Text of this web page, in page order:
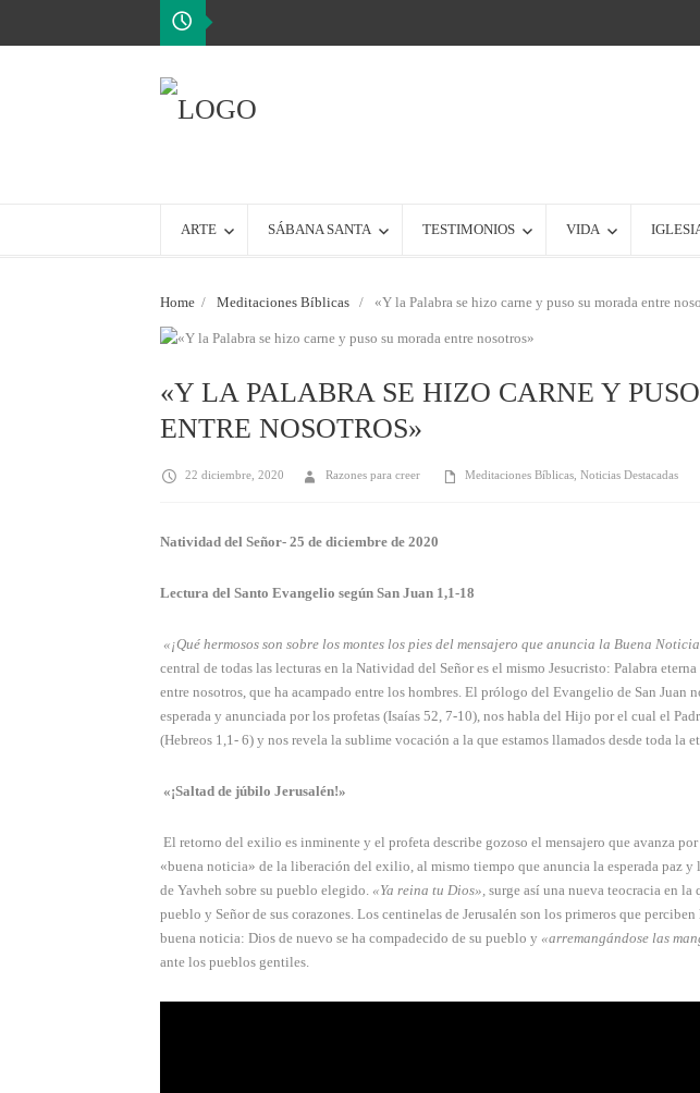
ARTE SÁBANA SANTA TESTIMONIOS VIDA
Home / Meditaciones Bíblicas / «Y la Palabra se hizo carne y puso su morada entre
«Y LA PALABRA SE HIZO CARNE Y
ENTRE NOSOTROS»
22 diciembre, 2020 Razones para creer Meditaciones Bíblicas Noticias Destacadas
Natividad del Señor- 25 de diciembre de 2020
Lectura del Santo Evangelio según San Juan 1,1-18
«¡Qué hermosos son sobre los montes los pies del mensajero que anuncia la Buena
central de todas las lecturas en la Natividad del Señor es el mismo Jesucristo: Palabra
entre nosotros, que ha acampado entre los hombres. El prólogo del Evangelio de San Juan
esperada y anunciada por los profetas (Isaías 52, 7-10), nos habla del Hijo por el cual el
(Hebreos 1,1- 6) y nos revela la sublime vocación a la que estamos llamados desde toda la
«¡Saltad de júbilo Jerusalén!»
El retorno del exilio es inminente y el profeta describe gozoso el mensajero que avanza
«buena noticia» de la liberación del exilio, al mismo tiempo que anuncia la esperada paz
de Yavheh sobre su pueblo elegido. «Ya reina tu Dios», surge así una nueva teocracia en la
pueblo y Señor de sus corazones. Los centinelas de Jerusalén son los primeros que
buena noticia: Dios de nuevo se ha compadecido de su pueblo y «arremangándose las
ante los pueblos gentiles.